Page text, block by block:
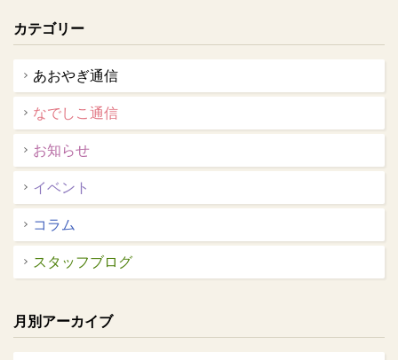
カテゴリー
あおやぎ通信
なでしこ通信
お知らせ
イベント
コラム
スタッフブログ
月別アーカイブ